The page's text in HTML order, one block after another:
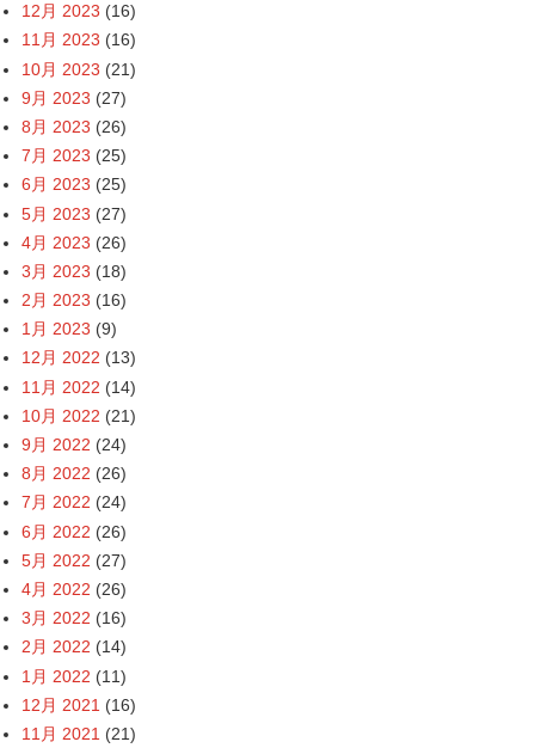
12月 2023 (16)
11月 2023 (16)
10月 2023 (21)
9月 2023 (27)
8月 2023 (26)
7月 2023 (25)
6月 2023 (25)
5月 2023 (27)
4月 2023 (26)
3月 2023 (18)
2月 2023 (16)
1月 2023 (9)
12月 2022 (13)
11月 2022 (14)
10月 2022 (21)
9月 2022 (24)
8月 2022 (26)
7月 2022 (24)
6月 2022 (26)
5月 2022 (27)
4月 2022 (26)
3月 2022 (16)
2月 2022 (14)
1月 2022 (11)
12月 2021 (16)
11月 2021 (21)